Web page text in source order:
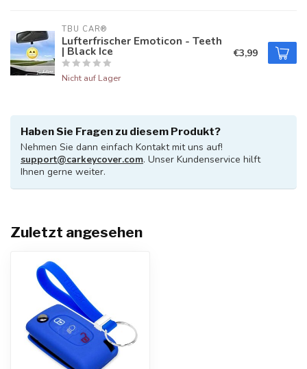
TBU CAR®
Lufterfrischer Emoticon - Teeth
| Black Ice
Nicht auf Lager
€3,99
Haben Sie Fragen zu diesem Produkt?
Nehmen Sie dann einfach Kontakt mit uns auf!
support@carkeycover.com. Unser Kundenservice hilft
Ihnen gerne weiter.
Zuletzt angesehen